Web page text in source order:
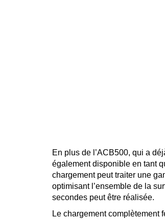
En plus de l’ACB500, qui a
également disponible en tant
chargement peut traiter une
optimisant l’ensemble de la
secondes peut être réalisée.
Le chargement complètement